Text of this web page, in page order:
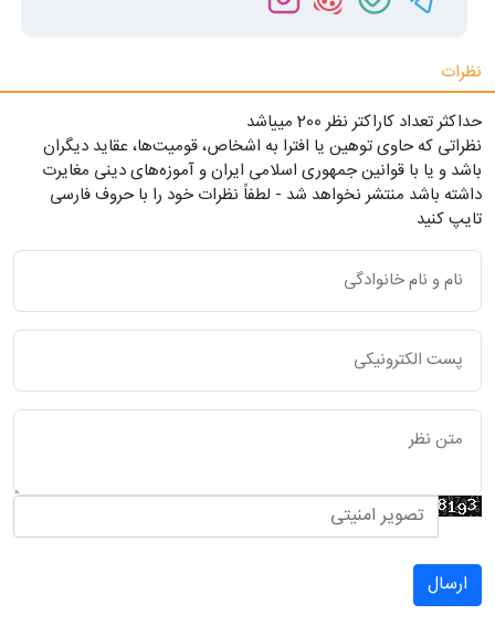
نظرات
حداکثر تعداد کاراکتر نظر 200 ميياشد
نظراتی که حاوی توهین یا افترا به اشخاص، قومیت‌ها، عقاید دیگران
باشد و یا با قوانین جمهوری اسلامی ایران و آموزه‌های دینی مغایرت
داشته باشد منتشر نخواهد شد - لطفاً نظرات خود را با حروف فارسی
تایپ کنید
ارسال